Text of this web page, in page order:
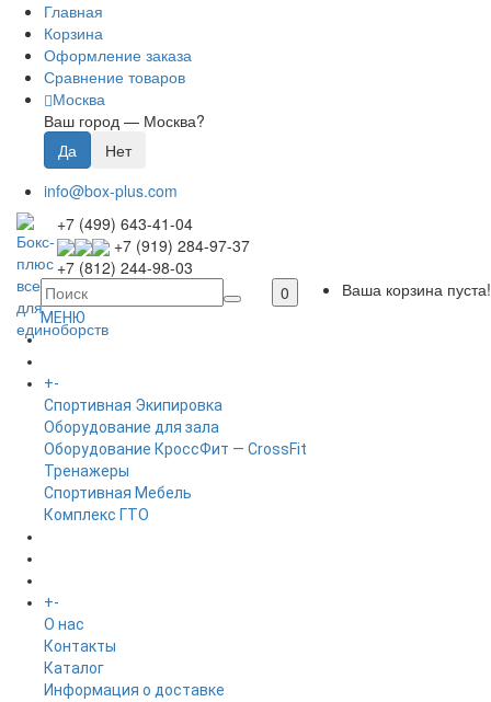
Главная
Корзина
Оформление заказа
Сравнение товаров
Москва
Ваш город — Москва?
info@box-plus.com
+7 (499) 643-41-04
+7 (919) 284-97-37
+7 (812) 244-98-03
0
Ваша корзина пуста!
МЕНЮ
ГЛАВНАЯ
+-
Спортивная Экипировка
Оборудование для зала
Оборудование КроссФит — CrossFit
Тренажеры
Спортивная Мебель
Комплекс ГТО
+-
O нас
Контакты
Каталог
Информация о доставке